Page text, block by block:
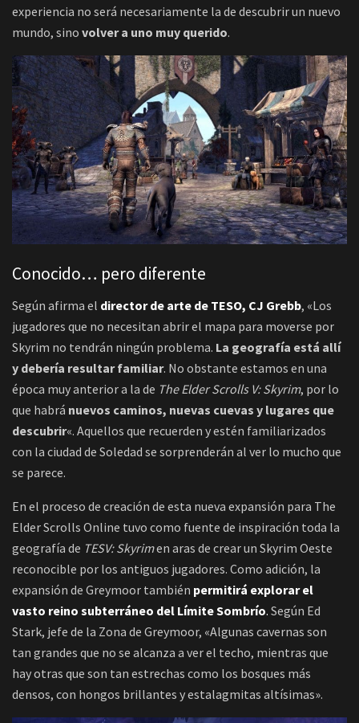
experiencia no será necesariamente la de descubrir un nuevo
mundo, sino volver a uno muy querido.
Conocido… pero diferente
Según afirma el director de arte de TESO, CJ Grebb, «Los
jugadores que no necesitan abrir el mapa para moverse por
Skyrim no tendrán ningún problema. La geografía está allí
y debería resultar familiar. No obstante estamos en una
época muy anterior a la de The Elder Scrolls V: Skyrim, por lo
que habrá nuevos caminos, nuevas cuevas y lugares que
descubrir«. Aquellos que recuerden y estén familiarizados
con la ciudad de Soledad se sorprenderán al ver lo mucho que
se parece.
En el proceso de creación de esta nueva expansión para The
Elder Scrolls Online tuvo como fuente de inspiración toda la
geografía de TESV: Skyrimen aras de crear un Skyrim Oeste
reconocible por los antiguos jugadores. Como adición, la
expansión de Greymoor también permitirá explorar el
vasto reino subterráneo del Límite Sombrío. Según Ed
Stark, jefe de la Zona de Greymoor, «Algunas cavernas son
tan grandes que no se alcanza a ver el techo, mientras que
hay otras que son tan estrechas como los bosques más
densos, con hongos brillantes y estalagmitas altísimas».